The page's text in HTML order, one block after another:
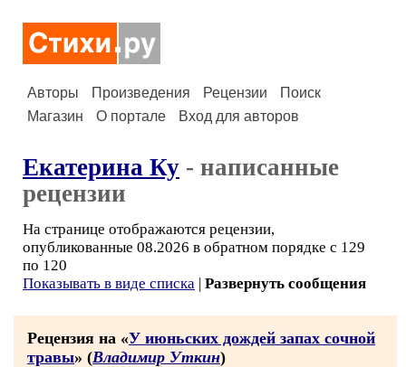
Авторы Произведения Рецензии
Поиск
Магазин
О портале Вход для авторов
Екатерина Ку - написанные
рецензии
На странице отображаются рецензии,
опубликованные 08.2026 в обратном порядке с 129
по 120
Показывать в виде списка | Развернуть сообщения
Рецензия на «У июньских дождей запах сочной
травы» (Владимир Уткин)